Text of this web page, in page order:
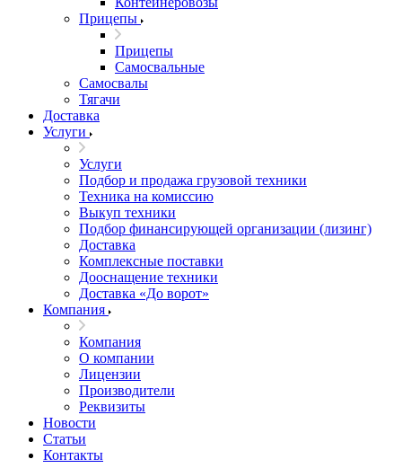
Прицепы
Прицепы
Самосвальные
Самосвалы
Тягачи
Доставка
Услуги
Услуги
Подбор и продажа грузовой техники
Техника на комиссию
Выкуп техники
Подбор финансирующей организации (лизинг)
Доставка
Комплексные поставки
Дооснащение техники
Доставка «До ворот»
Компания
Компания
О компании
Лицензии
Производители
Реквизиты
Новости
Статьи
Контакты